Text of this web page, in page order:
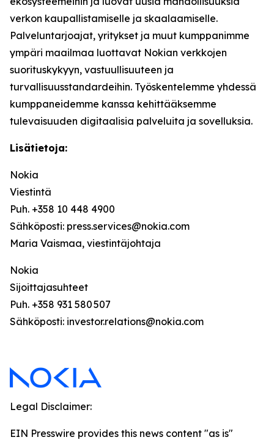
verkon kaupallistamiselle ja skaalaamiselle.
Palveluntarjoajat, yritykset ja muut kumppanimme
ympäri maailmaa luottavat Nokian verkkojen
suorituskykyyn, vastuullisuuteen ja
turvallisuusstandardeihin. Työskentelemme yhdessä
kumppaneidemme kanssa kehittääksemme
tulevaisuuden digitaalisia palveluita ja sovelluksia.
Lisätietoja:
Nokia
Viestintä
Puh. +358 10 448 4900
Sähköposti: press.services@nokia.com
Maria Vaismaa, viestintäjohtaja
Nokia
Sijoittajasuhteet
Puh. +358 931 580 507
Sähköposti: investor.relations@nokia.com
Legal Disclaimer:
EIN Presswire provides this news content "as is"